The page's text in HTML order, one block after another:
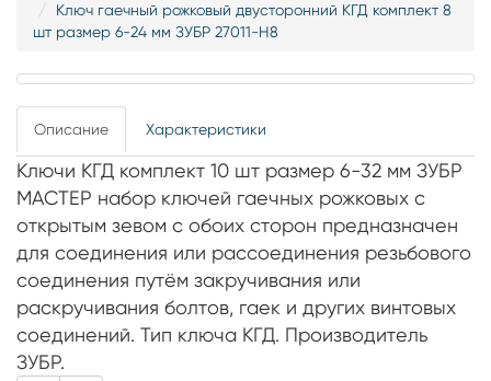
Ключ гаечный рожковый двусторонний КГД комплект 8
шт размер 6-24 мм ЗУБР 27011-H8
Описание Характеристики
Ключи КГД комплект 10 шт размер 6-32 мм ЗУБР
МАСТЕР набор ключей гаечных рожковых с
открытым зевом с обоих сторон предназначен
для соединения или рассоединения резьбового
соединения путём закручивания или
раскручивания болтов, гаек и других винтовых
соединений. Тип ключа КГД. Производитель
ЗУБР.